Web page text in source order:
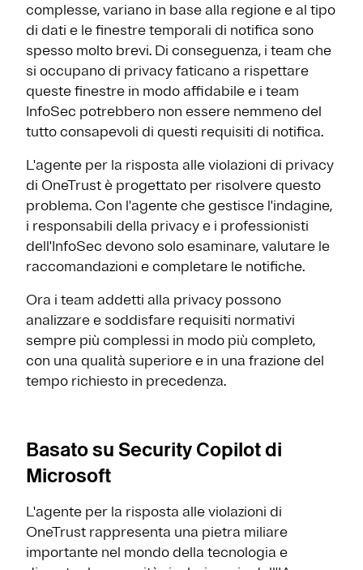
complesse, variano in base alla regione e al tipo
di dati e le finestre temporali di notifica sono
spesso molto brevi. Di conseguenza, i team che
si occupano di privacy faticano a rispettare
queste finestre in modo affidabile e i team
InfoSec potrebbero non essere nemmeno del
tutto consapevoli di questi requisiti di notifica.
L'agente per la risposta alle violazioni di privacy
di OneTrust è progettato per risolvere questo
problema. Con l'agente che gestisce l'indagine,
i responsabili della privacy e i professionisti
dell'InfoSec devono solo esaminare, valutare le
raccomandazioni e completare le notifiche.
Ora i team addetti alla privacy possono
analizzare e soddisfare requisiti normativi
sempre più complessi in modo più completo,
con una qualità superiore e in una frazione del
tempo richiesto in precedenza.
Basato su Security Copilot di
Microsoft
L'agente per la risposta alle violazioni di
OneTrust rappresenta una pietra miliare
importante nel mondo della tecnologia e